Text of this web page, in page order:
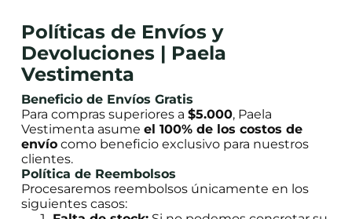
Políticas de Envíos y
Devoluciones | Paela
Vestimenta
Beneficio de Envíos Gratis
Para compras superiores a $5.000, Paela
Vestimenta asume el 100% de los costos de
envíocomo beneficio exclusivo para nuestros
clientes.
Política de Reembolsos
Procesaremos reembolsos únicamente en los
siguientes casos: